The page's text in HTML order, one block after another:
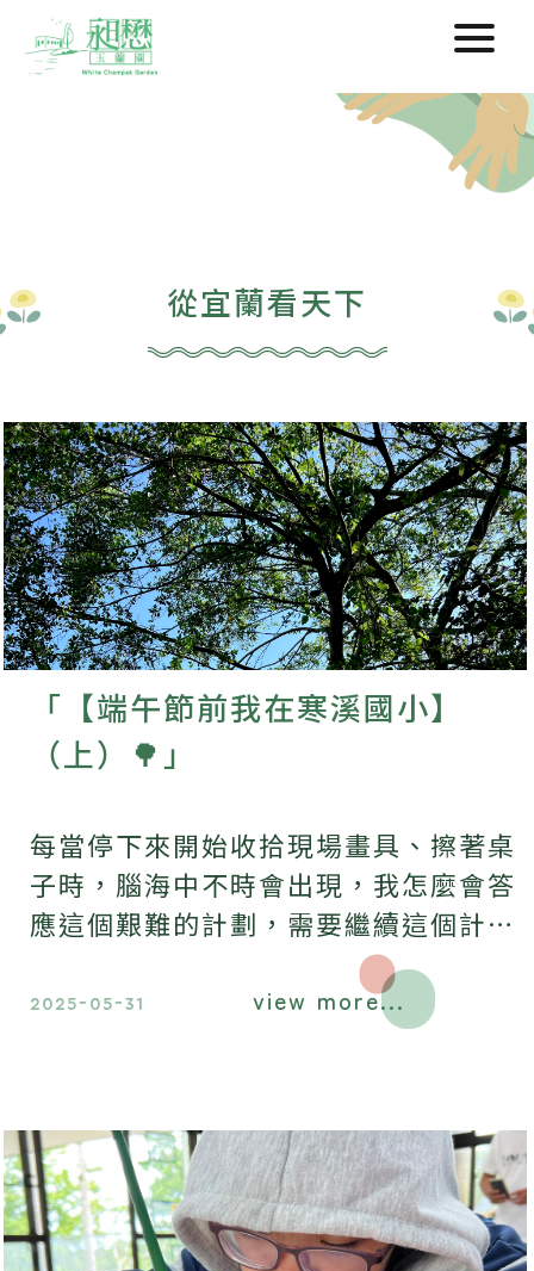
從宜蘭看天下
「【端午節前我在寒溪國小】
（上）🌳」
每當停下來開始收拾現場畫具、擦著桌
子時，腦海中不時會出現，我怎麼會答
應這個艱難的計劃，需要繼續這個計劃
2025-05-31 view more...